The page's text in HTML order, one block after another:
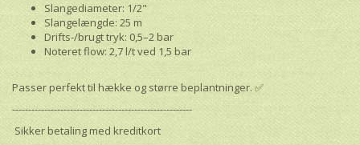
Slangediameter: 1/2"
Slangelængde: 25 m
Drifts-/brugt tryk: 0,5–2 bar
Noteret flow: 2,7 l/t ved 1,5 bar
Passer perfekt til hække og større beplantninger. ✅
--------------------------------------------------------
Sikker betaling med kreditkort